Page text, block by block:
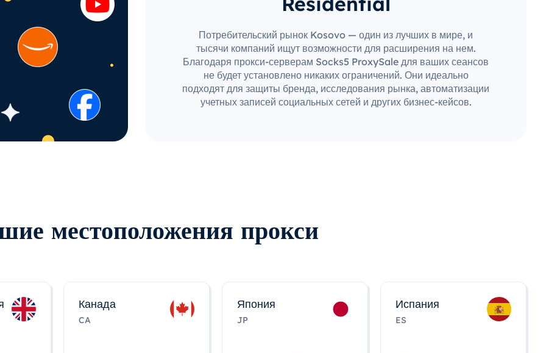
Потребительский рынок Kosovo — один из лучших в мире, и
тысячи компаний ищут возможности для расширения на нем.
Благодаря прокси-серверам Socks5 ProxySale для ваших сеансов
не будет установлено никаких ограничений. Они идеально
подходят для защиты бренда, исследования рынка, автоматизации
учетных записей социальных сетей и других бизнес-кейсов.
местоположения прокси
Канада
CA
Япония
JP
Испания
ES